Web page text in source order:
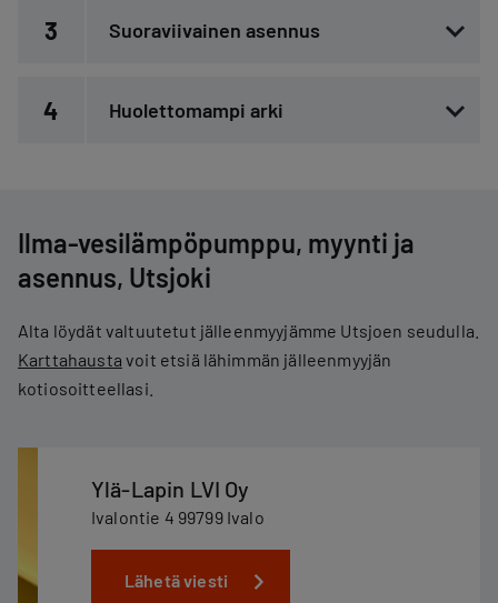
3 Suoraviivainen asennus
4 Huolettomampi arki
Ilma-vesilämpöpumppu, myynti ja
asennus, Utsjoki
Alta löydät valtuutetut jälleenmyyjämme Utsjoen seudulla.
Karttahausta voit etsiä lähimmän jälleenmyyjän
kotiosoitteellasi.
Ylä-Lapin LVI Oy
Ivalontie 4 99799 Ivalo
Lähetä viesti